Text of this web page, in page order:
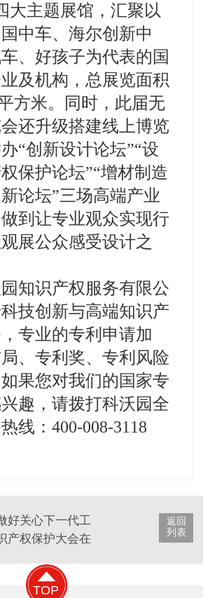
大主题展馆，汇聚以
中车、海尔创新中
、好孩子为代表的国
及机构，总展览面积
方米。同时，此届无
还升级搭建线上博览
“创新设计论坛”“设
保护论坛”“增材制造
论坛”三场高端产业
到让专业观众实现行
展公众感受设计之
知识产权服务有限公
技创新与高端知识产
专业的专利申请加
、专利奖、专利风险
果您对我们的国家专
趣，请拨打科沃园全
线：400-008-3118
返回
列表
好关心下一代工作作出重要指示强
产权保护大会在穗召开 2020粤港澳
TOP